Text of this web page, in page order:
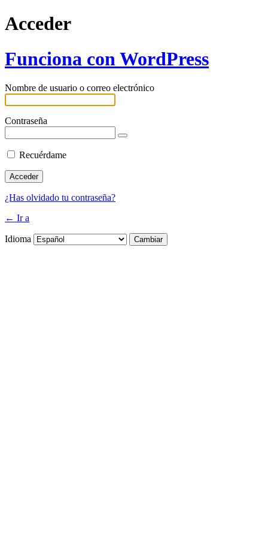
Acceder
Funciona con WordPress
Nombre de usuario o correo electrónico
Contraseña
Recuérdame
¿Has olvidado tu contraseña?
← Ir a
Idioma